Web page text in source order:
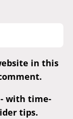
in this
with time-
tips.